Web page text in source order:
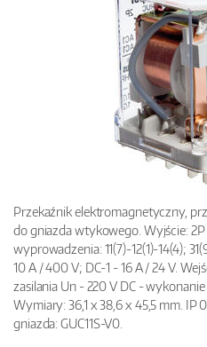
Przekaźnik elektromagnetyczny,
do gniazda wtykowego. Wyjście:
wyprowadzenia: 11(7)-12(1)-14(4);
10 A / 400 V; DC-1 - 16 A / 24 V.
zasilania Un - 220 V DC -
Wymiary: 36,1 x 38,6 x 45,5 mm. IP
gniazda: GUC11S-V0.